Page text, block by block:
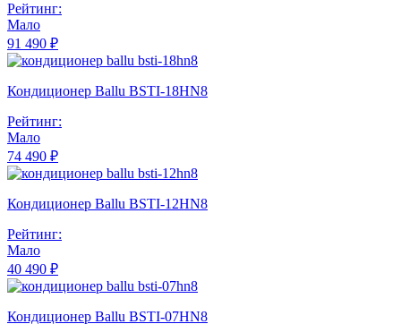
Рейтинг:
Мало
91 490 ₽
Кондиционер Ballu BSTI-18HN8
Рейтинг:
Мало
74 490 ₽
Кондиционер Ballu BSTI-12HN8
Рейтинг:
Мало
40 490 ₽
Кондиционер Ballu BSTI-07HN8